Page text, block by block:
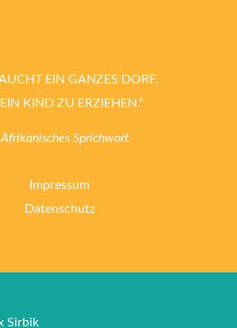
EIN GANZES DORF,
KIND ZU ERZIEHEN.“
Sprichwort
Impressum
Datenschutz
Sirbik